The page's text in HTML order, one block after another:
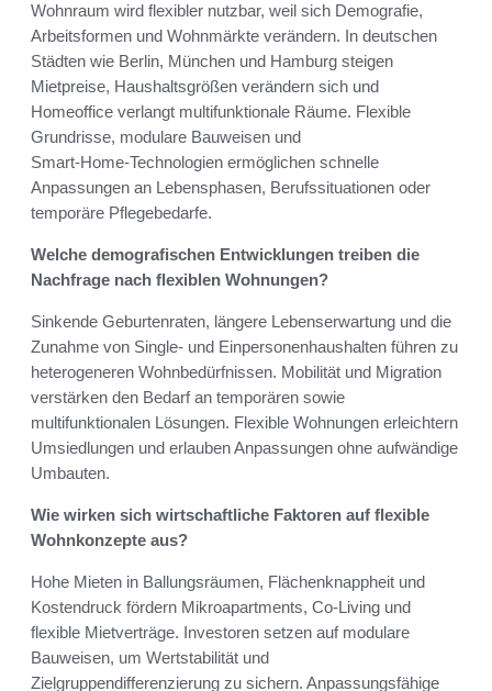
Wohnraum wird flexibler nutzbar, weil sich Demografie,
Arbeitsformen und Wohnmärkte verändern. In deutschen
Städten wie Berlin, München und Hamburg steigen
Mietpreise, Haushaltsgrößen verändern sich und
Homeoffice verlangt multifunktionale Räume. Flexible
Grundrisse, modulare Bauweisen und
Smart‑Home‑Technologien ermöglichen schnelle
Anpassungen an Lebensphasen, Berufssituationen oder
temporäre Pflegebedarfe.
Welche demografischen Entwicklungen treiben die
Nachfrage nach flexiblen Wohnungen?
Sinkende Geburtenraten, längere Lebenserwartung und die
Zunahme von Single‑ und Einpersonenhaushalten führen zu
heterogeneren Wohnbedürfnissen. Mobilität und Migration
verstärken den Bedarf an temporären sowie
multifunktionalen Lösungen. Flexible Wohnungen erleichtern
Umsiedlungen und erlauben Anpassungen ohne aufwändige
Umbauten.
Wie wirken sich wirtschaftliche Faktoren auf flexible
Wohnkonzepte aus?
Hohe Mieten in Ballungsräumen, Flächenknappheit und
Kostendruck fördern Mikroapartments, Co‑Living und
flexible Mietverträge. Investoren setzen auf modulare
Bauweisen, um Wertstabilität und
Zielgruppendifferenzierung zu sichern. Anpassungsfähige